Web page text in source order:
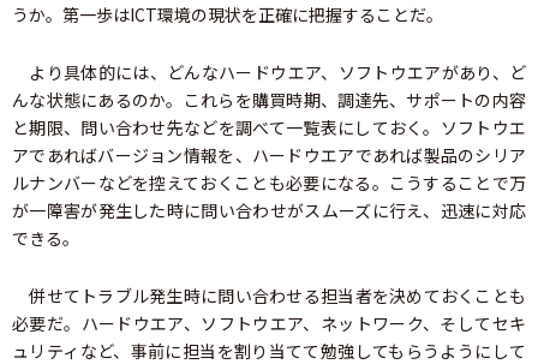
うか。第一歩はICT環境の現状を正確に把握することだ。
より具体的には、どんなハードウエア、ソフトウエアがあり、ど
んな状態にあるのか。これらを購買時期、調達先、サポートの内容
と期限、問い合わせ先などを調べて一覧表にしておく。ソフトウエ
アであればバージョン情報を、ハードウエアであれば製品のシリア
ルナンバーなどを控えておくことも必要になる。こうすることで万
が一障害が発生した時に問い合わせがスムーズに行え、迅速に対応
できる。
併せてトラブル発生時に問い合わせる担当者を決めておくことも
必要だ。ハードウエア、ソフトウエア、ネットワーク、そしてセキ
ュリティなど、事前に担当を割り当てて勉強してもらうようにして